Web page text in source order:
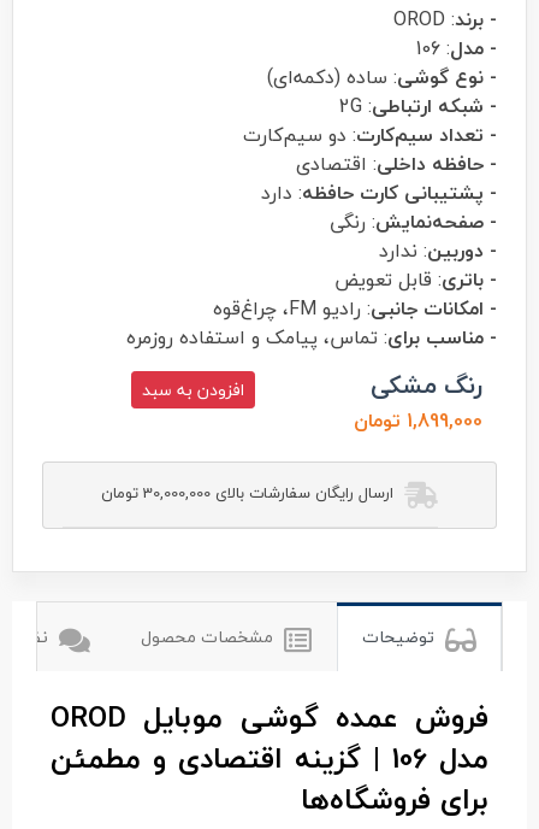
- برند: OROD
- مدل: 106
- نوع گوشی: ساده (دکمه‌ای)
- شبکه ارتباطی: 2G
- تعداد سیم‌کارت: دو سیم‌کارت
- حافظه داخلی: اقتصادی
- پشتیبانی کارت حافظه: دارد
- صفحه‌نمایش: رنگی
- دوربین: ندارد
- باتری: قابل تعویض
- امکانات جانبی: رادیو FM، چراغ‌قوه
- مناسب برای: تماس، پیامک و استفاده روزمره
رنگ مشکی
1,899,000 تومان
افزودن به سبد
ارسال رایگان سفارشات بالای 30,000,000 تومان
توضیحات مشخصات محصول نظرات
فروش عمده گوشی موبایل OROD
مدل 106 | گزینه اقتصادی و مطمئن
برای فروشگاه‌ها